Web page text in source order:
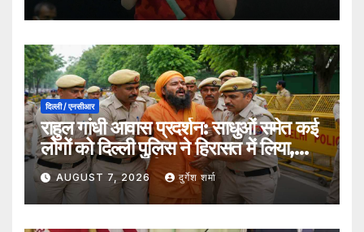
दिल्ली / एनसीआर
राहुल गांधी आवास प्रदर्शन: साधुओं समेत कई
लोगों को दिल्ली पुलिस ने हिरासत में लिया,
सुरक्षा व्यवस्था कड़ी
AUGUST 7, 2026 दुर्गेश शर्मा